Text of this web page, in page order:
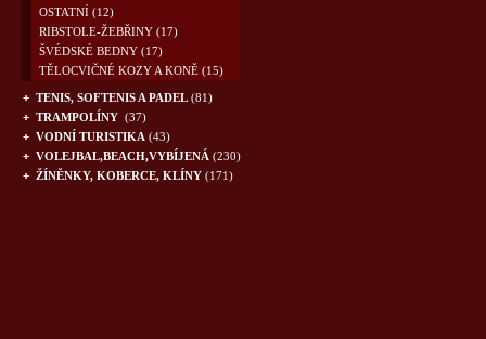
OSTATNÍ (12)
RIBSTOLE-ŽEBŘINY (17)
ŠVÉDSKÉ BEDNY (17)
TĚLOCVIČNÉ KOZY A KONĚ (15)
TENIS, SOFTENIS A PADEL (81)
TRAMPOLÍNY (37)
VODNÍ TURISTIKA (43)
VOLEJBAL,BEACH,VYBÍJENÁ (230)
ŽÍNĚNKY, KOBERCE, KLÍNY (171)